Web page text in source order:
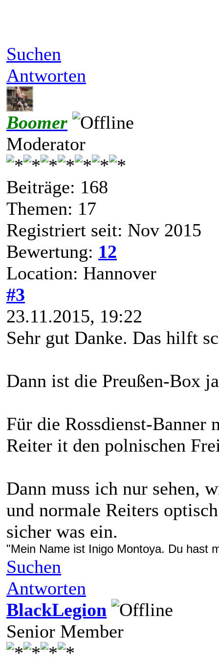
Suchen
Antworten
Boomer
Moderator
Beiträge: 168
Themen: 17
Registriert seit: Nov 2015
Bewertung: 12
Location: Hannover
#3
23.11.2015, 19:22
Sehr gut Danke. Das hilft
Dann ist die Preußen-Box
Für die Rossdienst-Banner
Reiter it den polnischen
Dann muss ich nur sehen,
und normale Reiters
sicher was ein.
"Mein Name ist Inigo Montoya. Du hast
Suchen
Antworten
BlackLegion
Senior Member